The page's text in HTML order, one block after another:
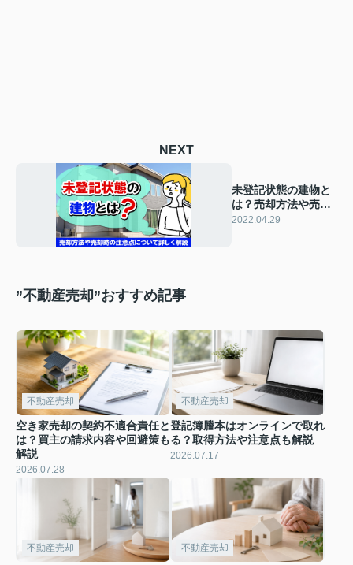
NEXT
未登記状態の建物と
は？売却方法や売却
時の注意点について
2022.04.29
”不動産売却”おすすめ記事
不動産売却
空き家売却の契約不適合責任と
は？買主の請求内容や回避策も
解説
2026.07.28
不動産売却
登記簿謄本はオンラインで取れ
る？取得方法や注意点も解説
2026.07.17
不動産売却 不動産売却